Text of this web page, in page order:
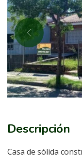
Descripción
Casa de sólida